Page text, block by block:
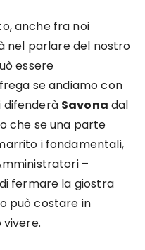
anche fra noi
nel parlare del nostro
essere
se andiamo con
difenderà Savona dal
che se una parte
i fondamentali,
–
fermare la giostra
può costare in